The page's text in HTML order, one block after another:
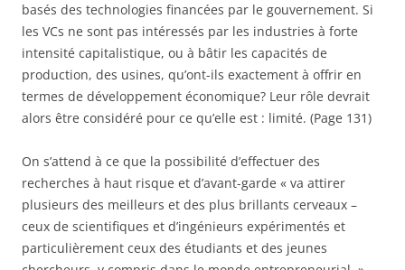
basés des technologies financées par le gouvernement. Si
les VCs ne sont pas intéressés par les industries à forte
intensité capitalistique, ou à bâtir les capacités de
production, des usines, qu’ont-ils exactement à offrir en
termes de développement économique? Leur rôle devrait
alors être considéré pour ce qu’elle est : limité. (Page 131)
On s’attend à ce que la possibilité d’effectuer des
recherches à haut risque et d’avant-garde « va attirer
plusieurs des meilleurs et des plus brillants cerveaux –
ceux de scientifiques et d’ingénieurs expérimentés et
particulièrement ceux des étudiants et des jeunes